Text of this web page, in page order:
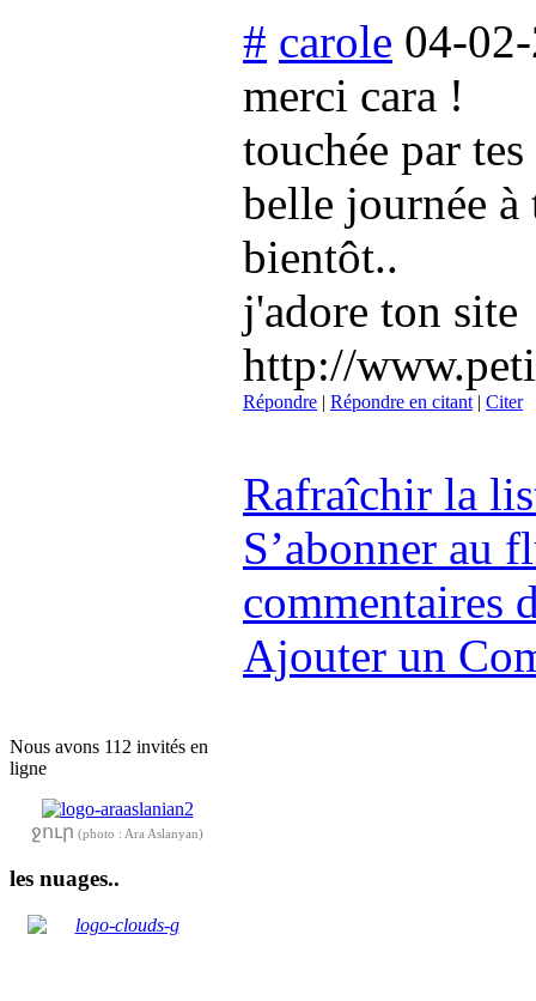
# carole 04-
merci cara !
touchée par
belle journée à
bientôt..
j'adore ton site
http://
Répondre | Répondre en citant| Citer
Rafraîchir la
S’abonner au
commentaires
Ajouter un
Nous avons 112 invités en
ligne
ջուր (photo : Ara Aslanyan)
les nuages..